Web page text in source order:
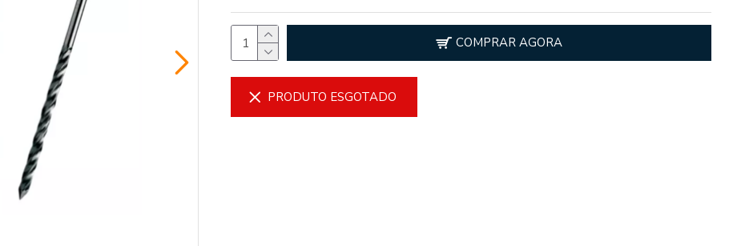
COMPRAR AGORA
PRODUTO ESGOTADO